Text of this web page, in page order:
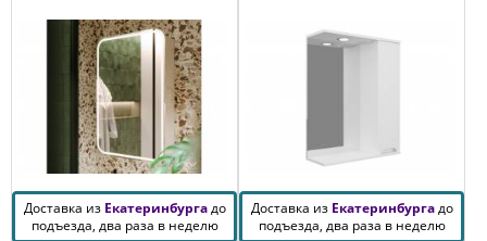
Доставка из Екатеринбургадо
подъезда, два раза в неделю
Доставка из Екатеринбургадо
подъезда, два раза в неделю